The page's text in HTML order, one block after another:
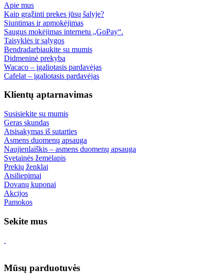
Apie mus
Kaip grąžinti prekes jūsų šalyje?
Siuntimas ir apmokėjimas
Saugus mokėjimas internetu „GoPay“.
Taisyklės ir sąlygos
Bendradarbiaukite su mumis
Didmeninė prekyba
Wacaco – įgaliotasis pardavėjas
Cafelat – įgaliotasis pardavėjas
Klientų aptarnavimas
Susisiekite su mumis
Geras skundas
Atsisakymas iš sutarties
Asmens duomenų apsauga
Naujienlaiškis – asmens duomenų apsauga
Svetainės žemėlapis
Prekių ženklai
Atsiliepimai
Dovanų kuponai
Akcijos
Pamokos
Sekite mus
Mūsų parduotuvės